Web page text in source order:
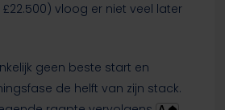
£22.500) vloog er niet veel later
geen beste start en
de helft van zijn stack.